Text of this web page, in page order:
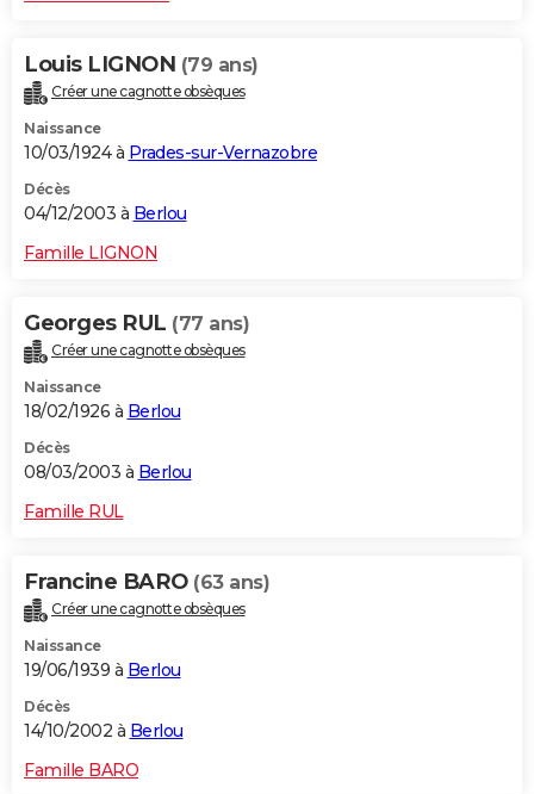
Louis LIGNON (79 ans)
Créer une cagnotte obsèques
Naissance
10/03/1924 à Prades-sur-Vernazobre
Décès
04/12/2003 à Berlou
Famille LIGNON
Georges RUL (77 ans)
Créer une cagnotte obsèques
Naissance
18/02/1926 à Berlou
Décès
08/03/2003 à Berlou
Famille RUL
Francine BARO (63 ans)
Créer une cagnotte obsèques
Naissance
19/06/1939 à Berlou
Décès
14/10/2002 à Berlou
Famille BARO